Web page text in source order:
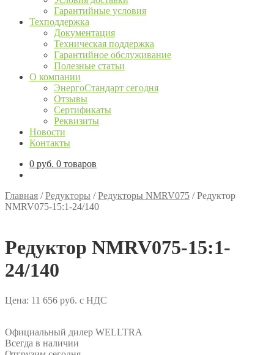
Гарантийные условия
Техподдержка
Документация
Техническая поддержка
Гарантийное обслуживание
Полезные статьи
О компании
ЭнергоСтандарт сегодня
Отзывы
Сертификаты
Реквизиты
Новости
Контакты
0 руб. 0 товаров
Главная /Редукторы /Редукторы NMRV075 /Редуктор
NMRV075-15:1-24/140
Редуктор NMRV075-15:1-
24/140
Цена: 11 656 руб. с НДС
Официальный дилер WELLTRA
Всегда в наличии